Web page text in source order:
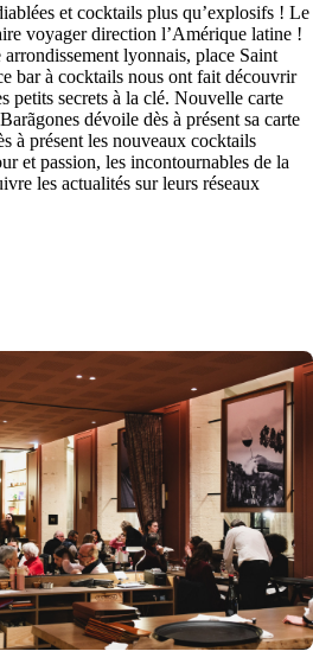
et cocktails plus qu’explosifs ! Le
voyager direction l’Amérique latine !
lyonnais, place Saint
bar à cocktails nous ont fait découvrir
petits secrets à la clé. Nouvelle carte
dévoile dès à présent sa carte
à présent les nouveaux cocktails
et passion, les incontournables de la
les actualités sur leurs réseaux